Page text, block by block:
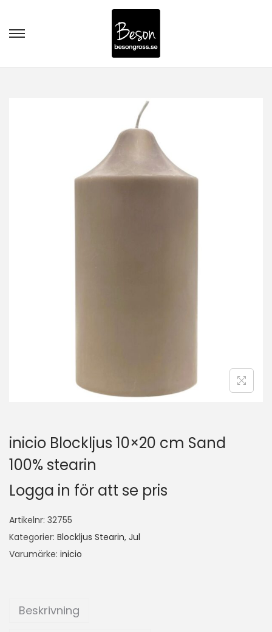
inicio Blockljus 10×20 cm Sand
100% stearin
Logga in för att se pris
Artikelnr: 32755
Kategorier: Blockljus Stearin, Jul
Varumärke: inicio
Beskrivning